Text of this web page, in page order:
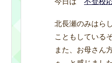
北長瀬のみはら
こともしている
また、お母さん